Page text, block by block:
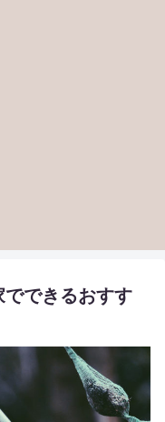
でできるおすす